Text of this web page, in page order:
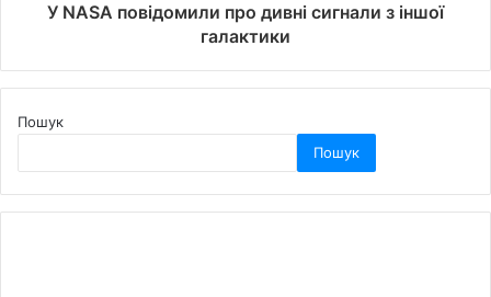
У NASA повідомили про дивні сигнали з іншої
галактики
Пошук
Пошук